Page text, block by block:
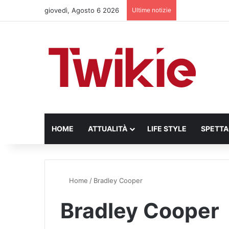
giovedì, Agosto 6 2026 Ultime notizie
HOME ATTUALITÀ LIFE STYLE
Home / Bradley Cooper
Bradley Cooper